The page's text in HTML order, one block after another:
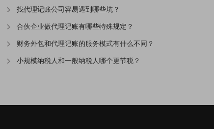
找代理记账公司容易遇到哪些坑？
合伙企业做代理记账有哪些特殊规定？
财务外包和代理记账的服务模式有什么不同？
小规模纳税人和一般纳税人哪个更节税？